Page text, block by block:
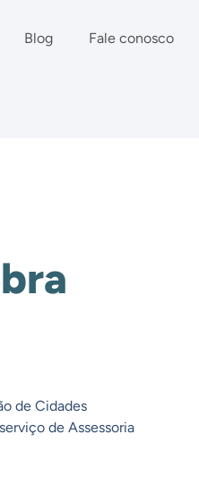
Blog Fale conosco
de Cidades
de Assessoria